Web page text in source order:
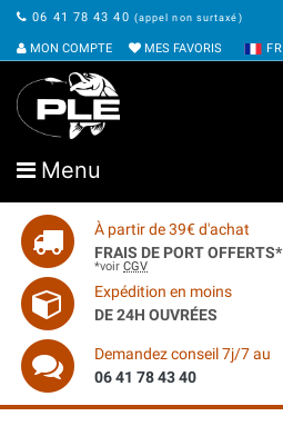
06 41 78 43 40 (appel non surtaxé)
MON COMPTE MES FAVORIS FR
Menu
À partir de 39€ d'achat
FRAIS DE PORT OFFERTS*
*voir CGV
Expédition en moins
DE 24H OUVRÉES
Demandez conseil 7j/7 au
06 41 78 43 40